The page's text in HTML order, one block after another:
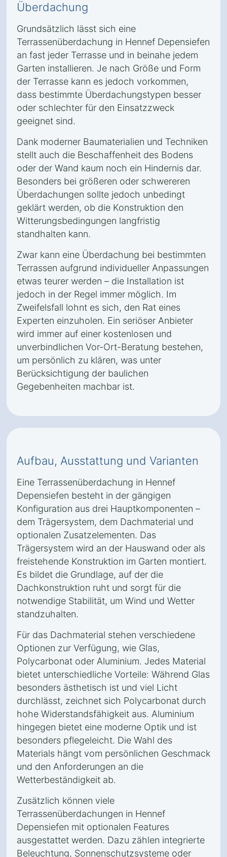
Überdachung
Grundsätzlich lässt sich eine
Terrassenüberdachung in Hennef Depensiefen
an fast jeder Terrasse und in beinahe jedem
Garten installieren. Je nach Größe und Form
der Terrasse kann es jedoch vorkommen,
dass bestimmte Überdachungstypen besser
oder schlechter für den Einsatzzweck
geeignet sind.
Dank moderner Baumaterialien und Techniken
stellt auch die Beschaffenheit des Bodens
oder der Wand kaum noch ein Hindernis dar.
Besonders bei größeren oder schwereren
Überdachungen sollte jedoch unbedingt
geklärt werden, ob die Konstruktion den
Witterungsbedingungen langfristig
standhalten kann.
Zwar kann eine Überdachung bei bestimmten
Terrassen aufgrund individueller Anpassungen
etwas teurer werden – die Installation ist
jedoch in der Regel immer möglich. Im
Zweifelsfall lohnt es sich, den Rat eines
Experten einzuholen. Ein seriöser Anbieter
wird immer auf einer kostenlosen und
unverbindlichen Vor-Ort-Beratung bestehen,
um persönlich zu klären, was unter
Berücksichtigung der baulichen
Gegebenheiten machbar ist.
Aufbau, Ausstattung und Varianten
Eine Terrassenüberdachung in Hennef
Depensiefen besteht in der gängigen
Konfiguration aus drei Hauptkomponenten –
dem Trägersystem, dem Dachmaterial und
optionalen Zusatzelementen. Das
Trägersystem wird an der Hauswand oder als
freistehende Konstruktion im Garten montiert.
Es bildet die Grundlage, auf der die
Dachkonstruktion ruht und sorgt für die
notwendige Stabilität, um Wind und Wetter
standzuhalten.
Für das Dachmaterial stehen verschiedene
Optionen zur Verfügung, wie Glas,
Polycarbonat oder Aluminium. Jedes Material
bietet unterschiedliche Vorteile: Während Glas
besonders ästhetisch ist und viel Licht
durchlässt, zeichnet sich Polycarbonat durch
hohe Widerstandsfähigkeit aus. Aluminium
hingegen bietet eine moderne Optik und ist
besonders pflegeleicht. Die Wahl des
Materials hängt vom persönlichen Geschmack
und den Anforderungen an die
Wetterbeständigkeit ab.
Zusätzlich können viele
Terrassenüberdachungen in Hennef
Depensiefen mit optionalen Features
ausgestattet werden. Dazu zählen integrierte
Beleuchtung, Sonnenschutzsysteme oder